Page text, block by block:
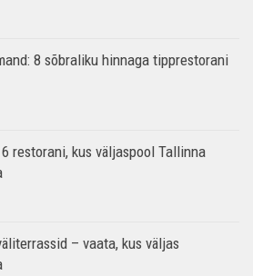
8 sõbraliku hinnaga tipprestorani
restorani, kus väljaspool Tallinna
– vaata, kus väljas